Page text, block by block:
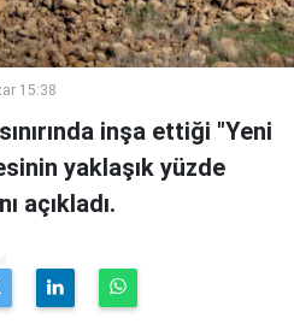
15:38
inşa ettiği "Yeni
yaklaşık yüzde
açıkladı.